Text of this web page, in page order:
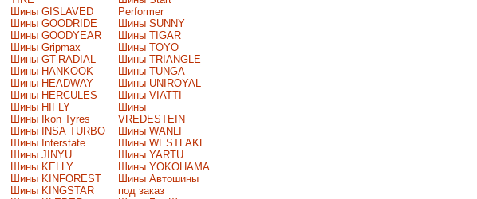
Шины GISLAVED
Шины GOODRIDE
Шины GOODYEAR
Шины Gripmax
Шины GT-RADIAL
Шины HANKOOK
Шины HEADWAY
Шины HERCULES
Шины HIFLY
Шины Ikon Tyres
Шины INSA TURBO
Шины Interstate
Шины JINYU
Шины KELLY
Шины KINFOREST
Шины KINGSTAR
Performer
Шины SUNNY
Шины TIGAR
Шины TOYO
Шины TRIANGLE
Шины TUNGA
Шины UNIROYAL
Шины VIATTI
Шины
VREDESTEIN
Шины WANLI
Шины WESTLAKE
Шины YARTU
Шины YOKOHAMA
Шины Автошины
под заказ